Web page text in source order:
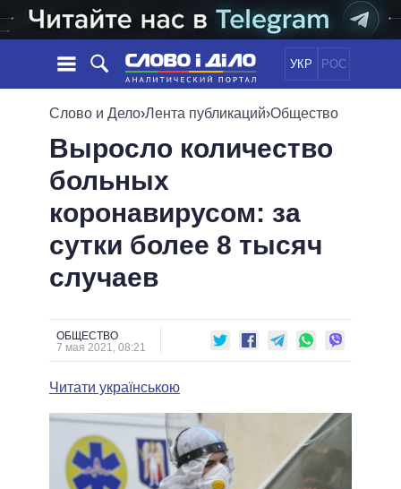
УКР РОС
НОВОСТИ
ЛЕНТА
СОБЫТИЯ
СТАТЬИ
МНЕНИЯ
ОБЗОРЫ
ДАЙДЖЕСТЫ
ПОЛИТИКА
ОБЩЕСТВО
ОБЕЩАНИЯ
ПОЛИТИКИ
ВСЕ ПОЛИТИКИ
ПРЕЗИДЕНТ И ОФИС
ВЕРХОВНАЯ РАДА
ГЛАВЫ ОБЛАДМИНИСТРАЦИЙ
МЭРЫ
ВСЕ ПЕРСОНЫ
ИНФОГРАФИКА
СРАВНЕНИЕ ПОЛИТИКОВ
Слово и Дело›Лента публикаций›Общество
Выросло количество
больных
коронавирусом: за
сутки более 8 тысяч
случаев
ОБЩЕСТВО
7 мая 2021, 08:21
Читати українською